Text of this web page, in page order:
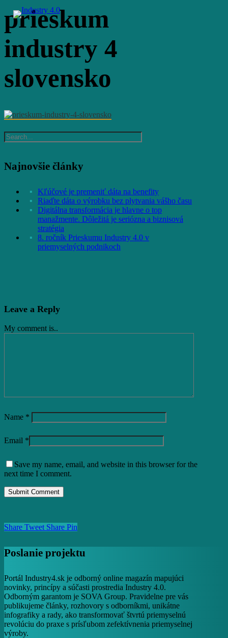
to
main
content
Menu
prieskum
industry 4
slovensko
Najnovšie články
Kľúčové je premeniť dáta na benefity
Riaďte dáta o výrobku bez plytvania vášho času
Digitálna transformácia je hlavne o top
manažmente. Dôležitá je seriózna a biznisová
stratégia
8. ročník Prieskumu Industry 4.0 v
priemyselných podnikoch
Leave a Reply
My comment is..
Name *
Email *
Save my name, email, and website in this browser for the
next time I comment.
Share Tweet Share Pin
Poslanie projektu
Portál Industry4.sk je odborný online magazín mapujúci
novinky, princípy a súčasti prostredia Industry 4.0.
Odborným garantom je SOVA Group. Pravidelne pre vás
publikujeme články, rozhovory s odborníkmi, unikátne
infografiky a rady, ako transformovať štvrtú priemyselnú
revolúciu do praxe s prísľubom zefektívnenia priemyselnej
výroby.